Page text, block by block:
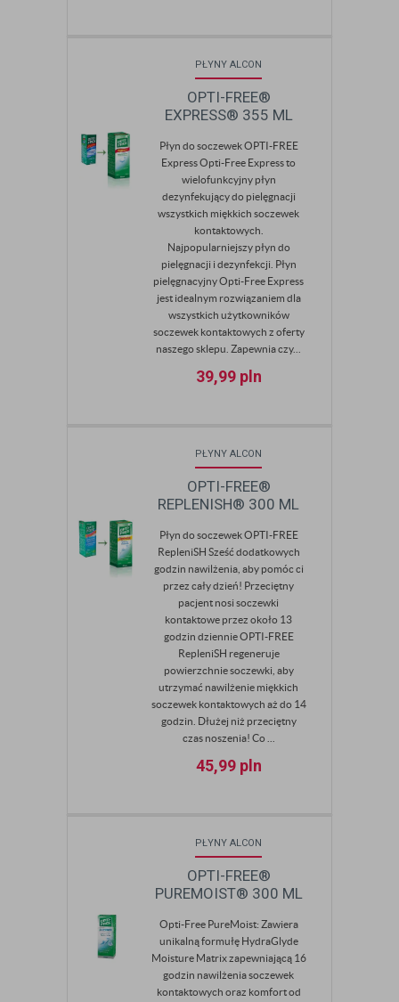
PŁYNY ALCON
OPTI-FREE®
EXPRESS® 355 ML
Płyn do soczewek OPTI-FREE
Express Opti-Free Express to
wielofunkcyjny płyn
dezynfekujący do pielęgnacji
wszystkich miękkich soczewek
kontaktowych.
Najpopularniejszy płyn do
pielęgnacji i dezynfekcji. Płyn
pielęgnacyjny Opti-Free Express
jest idealnym rozwiązaniem dla
wszystkich użytkowników
soczewek kontaktowych z oferty
naszego sklepu. Zapewnia czy...
39,99 pln
PŁYNY ALCON
OPTI-FREE®
REPLENISH® 300 ML
Płyn do soczewek OPTI-FREE
RepleniSH Sześć dodatkowych
godzin nawilżenia, aby pomóc ci
przez cały dzień! Przeciętny
pacjent nosi soczewki
kontaktowe przez około 13
godzin dziennie OPTI-FREE
RepleniSH regeneruje
powierzchnie soczewki, aby
utrzymać nawilżenie miękkich
soczewek kontaktowych aż do 14
godzin. Dłużej niż przeciętny
czas noszenia! Co ...
45,99 pln
PŁYNY ALCON
OPTI-FREE®
PUREMOIST® 300 ML
Opti-Free PureMoist: Zawiera
unikalną formułę HydraGlyde
Moisture Matrix zapewniającą 16
godzin nawilżenia soczewek
kontaktowych oraz komfort od